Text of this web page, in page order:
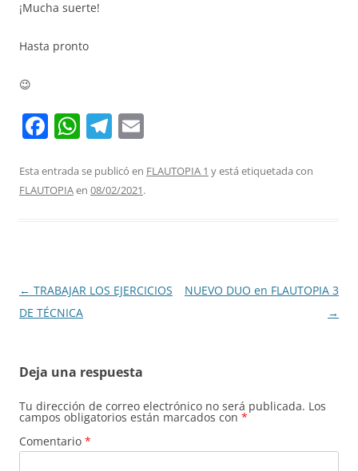
¡Mucha suerte!
Hasta pronto
😉
F
c
e
o
k
W
at
s
p
T
e
gr
ai
l
Esta entrada se publicó en FLAUTOPIA 1 y está etiquetada con
FLAUTOPIAen 08/02/2021.
Navegación
de
← TRABAJAR LOS EJERCICIOS
DE TÉCNICA
NUEVO DUO en FLAUTOPIA 3
→
Deja una respuesta
Tu dirección de correo electrónico no será publicada. Los
campos obligatorios están marcados con *
Comentario *